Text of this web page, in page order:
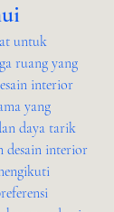
untuk
ruang yang
interior
yang
daya tarik
desain interior